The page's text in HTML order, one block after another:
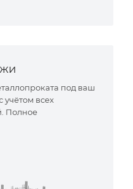
под ваш
учётом всех
Полное